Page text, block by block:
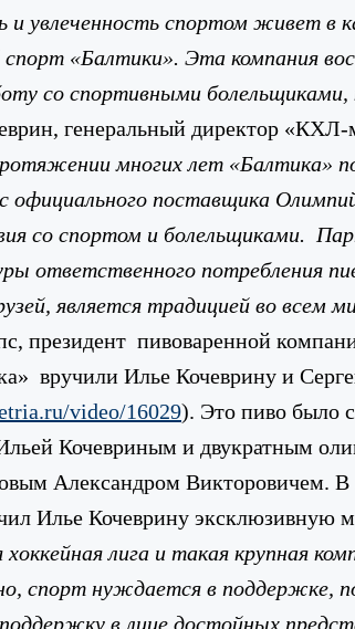
и увлеченность спортом живет в
«Балтики». Эта компания
со спортивными
генеральный директор «КХЛ-
многих лет «Балтика»
поставщика
со спортом и болельщиками.
ответственного потребления
является традицией во всем
президент пивоваренной
вручили Илье Кочеврину и
video/16029). Это пиво было
Кочевриным и двукратным
Александром Викторовичем. В
Илье Кочеврину эксклюзивную
лига и такая крупная
спорт нуждается в поддержке,
в лице достойных